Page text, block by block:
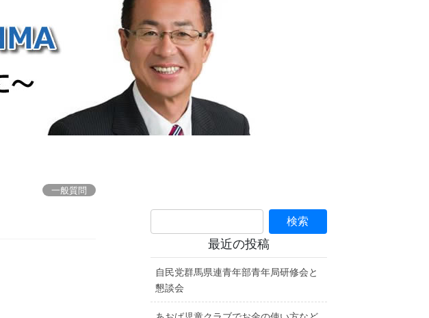
一般質問
最近の投稿
自民党群馬県連青年部青年局研修会と
懇談会